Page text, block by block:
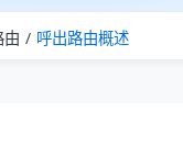
由 呼出路由概述